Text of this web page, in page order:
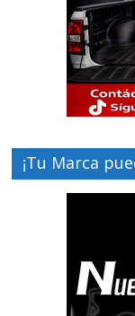
¡Tu Marca